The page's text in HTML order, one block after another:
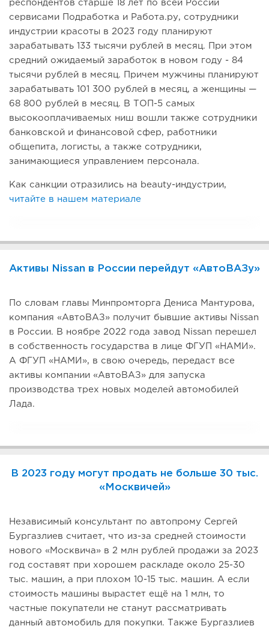
респондентов старше 18 лет по всей России
сервисами Подработка и Работа.ру, сотрудники
индустрии красоты в 2023 году планируют
зарабатывать 133 тысячи рублей в месяц. При этом
средний ожидаемый заработок в новом году - 84
тысячи рублей в месяц. Причем мужчины планируют
зарабатывать 101 300 рублей в месяц, а женщины —
68 800 рублей в месяц. В ТОП-5 самых
высокооплачиваемых ниш вошли также сотрудники
банковской и финансовой сфер, работники
общепита, логисты, а также сотрудники,
занимающиеся управлением персонала.
Как санкции отразились на beauty-индустрии,
читайте в нашем материале
Активы Nissan в России перейдут «АвтоВАЗу»
По словам главы Минпромторга Дениса Мантурова,
компания «АвтоВАЗ» получит бывшие активы Nissan
в России. В ноябре 2022 года завод Nissan перешел
в собственность государства в лице ФГУП «НАМИ».
А ФГУП «НАМИ», в свою очередь, передаст все
активы компании «АвтоВАЗ» для запуска
производства трех новых моделей автомобилей
Лада.
В 2023 году могут продать не больше 30 тыс.
«Москвичей»
Независимый консультант по автопрому Сергей
Бургазлиев считает, что из-за средней стоимости
нового «Москвича» в 2 млн рублей продажи за 2023
год составят при хорошем раскладе около 25-30
тыс. машин, а при плохом 10-15 тыс. машин. А если
стоимость машины вырастет ещё на 1 млн, то
частные покупатели не станут рассматривать
данный автомобиль для покупки. Также Бургазлиев